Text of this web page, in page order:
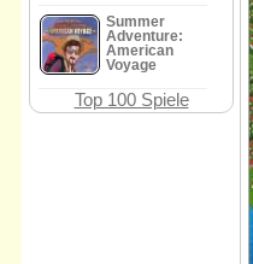
Summer
Adventure:
American
Voyage
Top 100 Spiele